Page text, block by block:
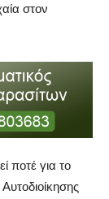
στον
ποτέ για το